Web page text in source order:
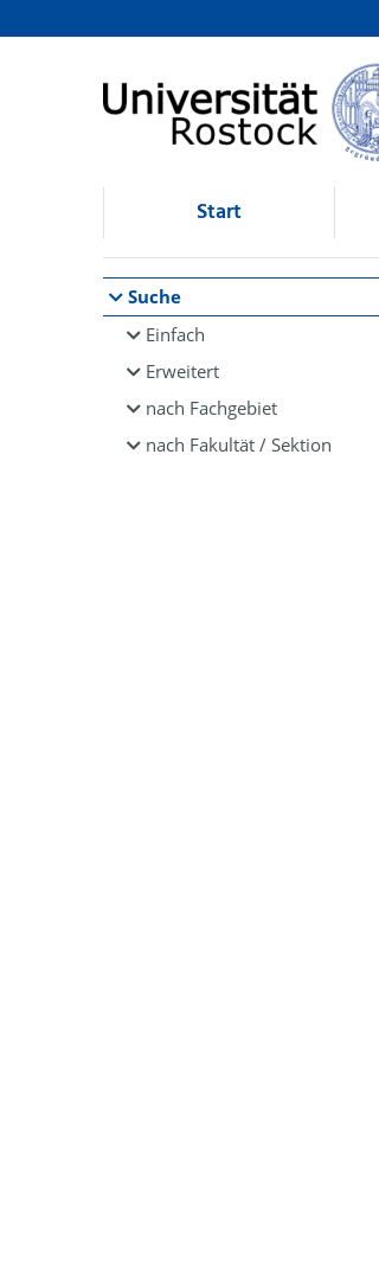
Browsen
direkt zum Inhalt
Start
Suche
Einfach
Erweitert
nach Fachgebiet
nach Fakultät / Sektion